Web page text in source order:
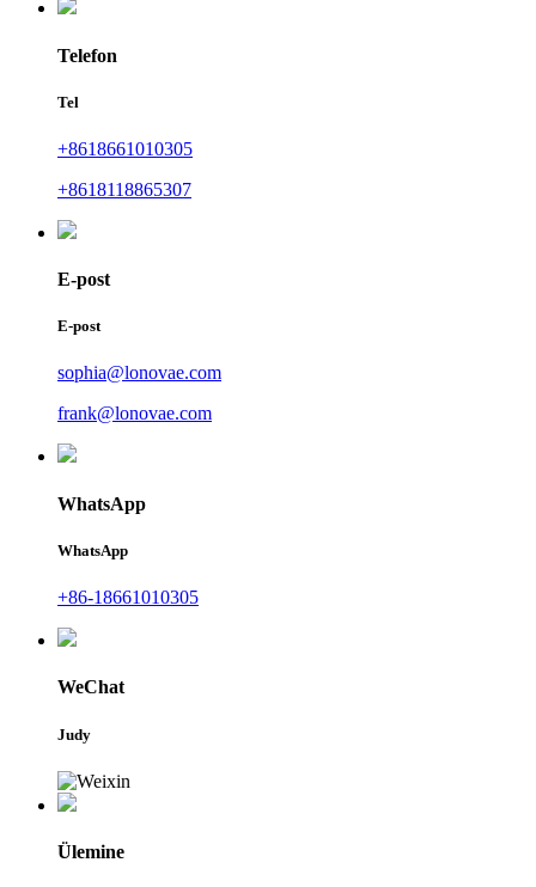
Telefon
Tel
+8618661010305
+8618118865307
E-post
E-post
sophia@lonovae.com
frank@lonovae.com
WhatsApp
WhatsApp
+86-18661010305
WeChat
Judy
Ülemine